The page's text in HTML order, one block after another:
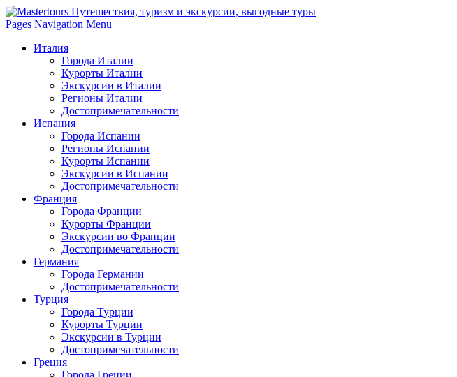
Pages Navigation Menu
Италия
Города Италии
Курорты Италии
Экскурсии в Италии
Регионы Италии
Достопримечательности
Испания
Города Испании
Регионы Испании
Курорты Испании
Экскурсии в Испании
Достопримечательности
Франция
Города Франции
Курорты Франции
Экскурсии во Франции
Достопримечательности
Германия
Города Германии
Достопримечательности
Турция
Города Турции
Курорты Турции
Экскурсии в Турции
Достопримечательности
Греция
Города Греции